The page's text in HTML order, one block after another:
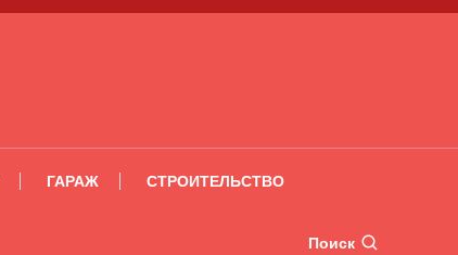
ГАРАЖ СТРОИТЕЛЬСТВО
Поиск